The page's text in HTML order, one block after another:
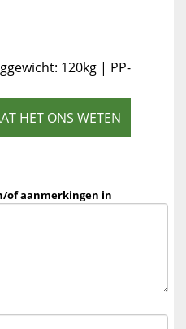
120kg | PP-
HET ONS WETEN
of aanmerkingen in